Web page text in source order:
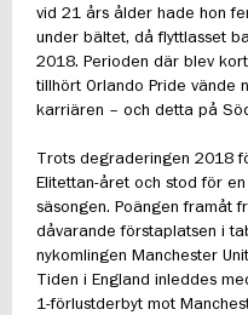
vid 21 års ålder hade hon
under bältet, då flyttlasset
2018. Perioden där blev
tillhört Orlando Pride vände
karriären – och detta på
Trots degraderingen 2018
Elitettan-året och stod för
säsongen. Poängen framåt
dåvarande förstaplatsen i
nykomlingen Manchester
Tiden i England inleddes
1-förlustderbyt mot